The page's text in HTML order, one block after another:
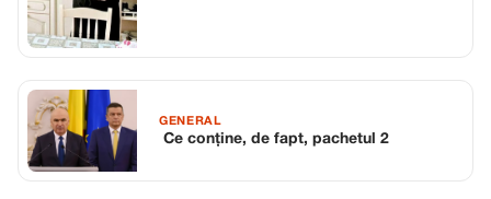
GENERAL
Ce conține, de fapt, pachetul 2